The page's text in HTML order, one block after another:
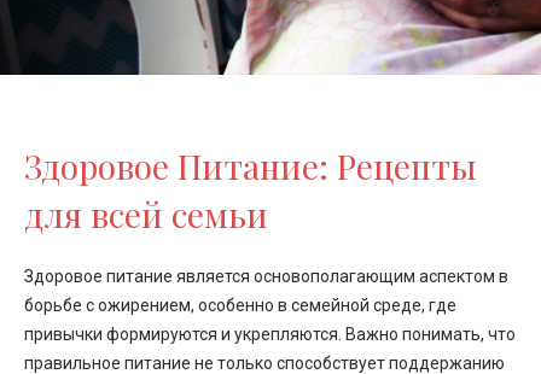
Здоровое Питание: Рецепты
для всей семьи
Здоровое питание является основополагающим аспектом в
борьбе с ожирением, особенно в семейной среде, где
привычки формируются и укрепляются. Важно понимать, что
правильное питание не только способствует поддержанию